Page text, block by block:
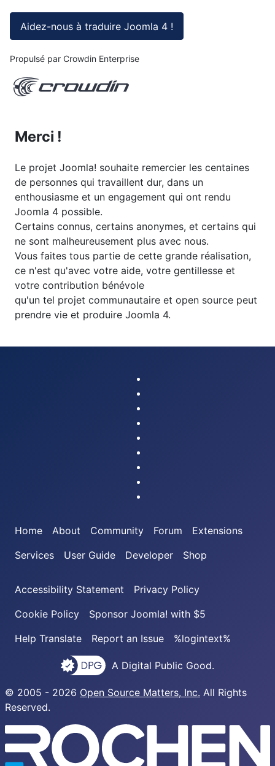
Aidez-nous à traduire Joomla 4 !
Propulsé par Crowdin Enterprise
Merci !
Le projet Joomla! souhaite remercier les centaines
de personnes qui travaillent dur, dans un
enthousiasme et un engagement qui ont rendu
Joomla 4 possible.
Certains connus, certains anonymes, et certains qui
ne sont malheureusement plus avec nous.
Vous faites tous partie de cette grande réalisation,
ce n'est qu'avec votre aide, votre gentillesse et
votre contribution bénévole
qu'un tel projet communautaire et open source peut
prendre vie et produire Joomla 4.
Home About Community Forum
Extensions
Services
User Guide Developer Shop
Accessibility Statement
Privacy Policy
Cookie Policy
Sponsor Joomla! with $5
Help Translate
Report an Issue %logintext%
A Digital Public Good.
© 2005 - 2026 Open Source Matters, Inc. All Rights
Reserved.